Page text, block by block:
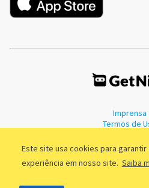
Este site usa cookies para
experiência em nosso site. Saiba
Imprensa
Termos de
©2011 - 2026, GetNinjas LTDA. CNPJ